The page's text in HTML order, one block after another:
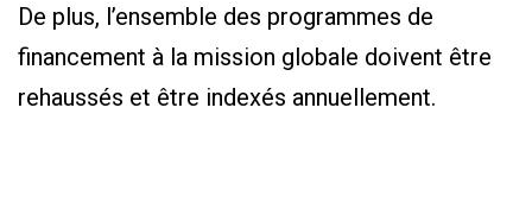
De plus, l’ensemble des programmes de
financement à la mission globale doivent être
rehaussés et être indexés annuellement.